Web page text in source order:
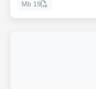
19 Mb